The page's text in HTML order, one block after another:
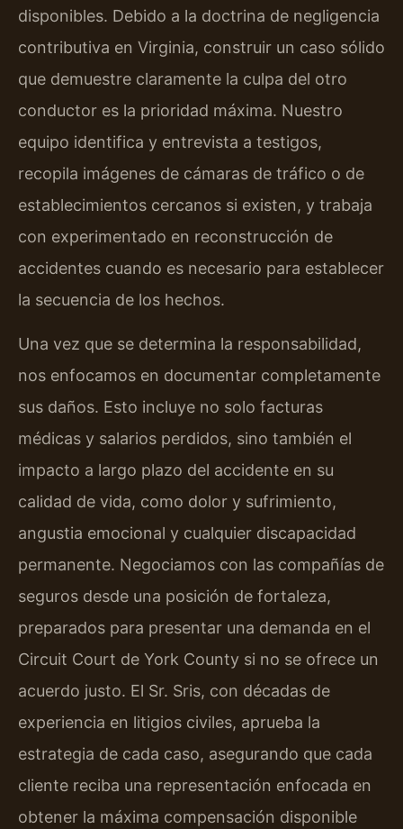
disponibles. Debido a la doctrina de negligencia
contributiva en Virginia, construir un caso sólido
que demuestre claramente la culpa del otro
conductor es la prioridad máxima. Nuestro
equipo identifica y entrevista a testigos,
recopila imágenes de cámaras de tráfico o de
establecimientos cercanos si existen, y trabaja
con experimentado en reconstrucción de
accidentes cuando es necesario para establecer
la secuencia de los hechos.
Una vez que se determina la responsabilidad,
nos enfocamos en documentar completamente
sus daños. Esto incluye no solo facturas
médicas y salarios perdidos, sino también el
impacto a largo plazo del accidente en su
calidad de vida, como dolor y sufrimiento,
angustia emocional y cualquier discapacidad
permanente. Negociamos con las compañías de
seguros desde una posición de fortaleza,
preparados para presentar una demanda en el
Circuit Court de York County si no se ofrece un
acuerdo justo. El Sr. Sris, con décadas de
experiencia en litigios civiles, aprueba la
estrategia de cada caso, asegurando que cada
cliente reciba una representación enfocada en
obtener la máxima compensación disponible